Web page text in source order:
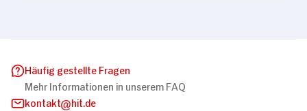
Häufig gestellte Fragen
Mehr Informationen in unserem FAQ
kontakt
hit.de